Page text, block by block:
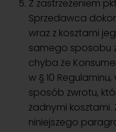
Z zastrzeżeniem
Sprzedawca
wraz z kosztami
samego sposobu
chyba że
w § 10
sposób zwrotu,
żadnymi kosztami.
niniejszego